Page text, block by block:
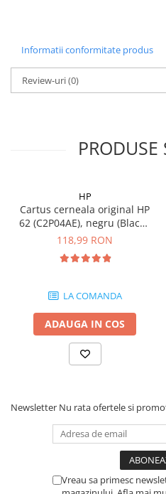
Placi video profesionale
SSD-uri externe
Hard disk-uri externe
Adaptoare PCI / PCIe
Tastaturi
Kit mouse si tastatura
Web-cam-uri si sisteme
Alte periferice
Accesorii PC
Access Point-uri
Cabluri retea
Placi de retea
Informatii conformitate produs
Review-uri(0)
PRODUSE
HP
Cartus cerneala original HP
62 (C2P04AE), negru (Black),
200 pagini
118,99 RON
LA COMANDA
ADAUGA IN COS
Newsletter Nu rata ofertele si
Vreau sa primesc